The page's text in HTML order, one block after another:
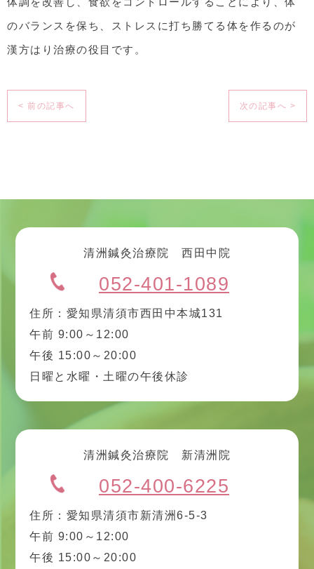
のバランスを保ち、ストレスに打ち勝てる体を作るのが
漢方はり治療の役目です。
< 前の記事へ 次の記事へ >
清洲鍼灸治療院 西田中院
052-401-1089
住所：愛知県清須市西田中本城131
午前 9:00～12:00
午後 15:00～20:00
日曜と水曜・土曜の午後休診
清洲鍼灸治療院 新清洲院
052-400-6225
住所：愛知県清須市新清洲6-5-3
午前 9:00～12:00
午後 15:00～20:00